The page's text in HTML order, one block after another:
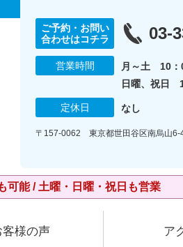
ご予約・お問い
合わせはコチラ
03-
営業時間
月～土 10：
日曜、祝日
定休日 なし
〒157-0062 東京都世田谷区南烏山6-
可能 / 土曜・日曜・祝日も営業
客様の声 ア